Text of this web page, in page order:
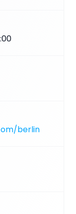
berlin